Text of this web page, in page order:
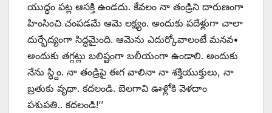
యుద్ధం పట్ల ఆసక్తి ఉండదు. కేవలం నా తండ్రిని దారుణంగా
హింసించి చంపడమే ఆమె లక్ష్యం. అందుకు పదేళ్లుగా చాలా
దుర్భేద్యంగా సిద్ధమైంది. ఆమెను ఎదుర్కోవాలంటే మనవ•
అందుకు తగ్గట్లు బలిష్టంగా బలీయంగా ఉండాలి. అందుకు
నేను స్ధ్దిం. నా తండ్రిపై ఈగ వాలినా నా శక్తియుక్తులు, నా
బ్రతుకు వృథా. కదలండి. బెలగావి ఊళ్లోకి వెళదాం
పశుపతి.. కదలండి!’’